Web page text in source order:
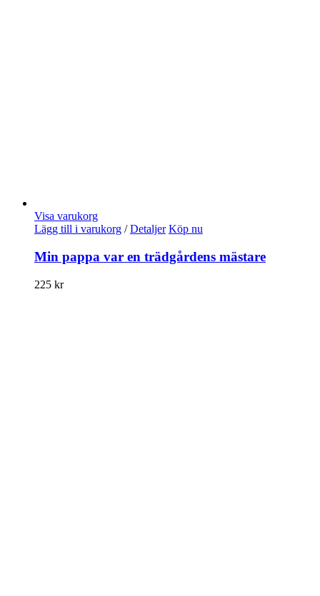
Visa varukorg
Lägg till i varukorg / Detaljer Köp nu
Min pappa var en trädgårdens mästare
225 kr